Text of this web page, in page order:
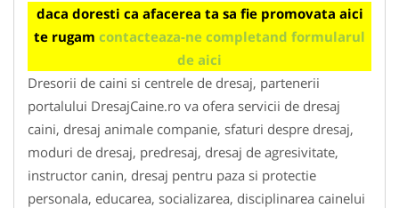
daca doresti ca afacerea ta sa fie promovata aici
te rugam contacteaza-ne completand formularul
de aici
Dresorii de caini si centrele de dresaj, partenerii
portalului DresajCaine.ro va ofera servicii de dresaj
caini, dresaj animale companie, sfaturi despre dresaj,
moduri de dresaj, predresaj, dresaj de agresivitate,
instructor canin, dresaj pentru paza si protectie
personala, educarea, socializarea, disciplinarea cainelui